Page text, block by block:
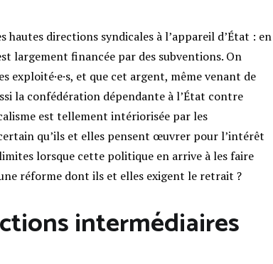
directions syndicales à l’appareil d’État : en
largement financée par des subventions. On
et que cet argent, même venant de
la confédération dépendante à l’État contre
est tellement intériorisée par les
qu’ils et elles pensent œuvrer pour l’intérêt
lorsque cette politique en arrive à les faire
réforme dont ils et elles exigent le retrait ?
intermédiaires